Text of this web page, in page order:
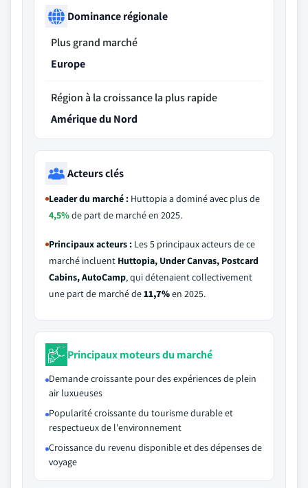
Dominance régionale
Plus grand marché
Europe
Région à la croissance la plus rapide
Amérique du Nord
Acteurs clés
Leader du marché : Huttopia a dominé avec plus de
4,5%de part de marché en 2025.
Principaux acteurs : Les 5 principaux acteurs de ce
marché incluent Huttopia, Under Canvas, Postcard
Cabins, AutoCamp, qui détenaient collectivement
une part de marché de11,7%en 2025.
Principaux moteurs du marché
Demande croissante pour des expériences de plein
air luxueuses
Popularité croissante du tourisme durable et
respectueux de l'environnement
Croissance du revenu disponible et des dépenses de
voyage